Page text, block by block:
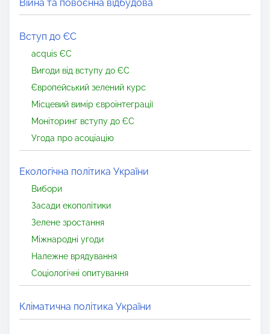
Війна та повоєнна відбудова
Вступ до ЄС
acquis ЄС
Вигоди від вступу до ЄС
Європейський зелений курс
Місцевий вимір євроінтеграції
Моніторинг вступу до ЄС
Угода про асоціацію
Екологічна політика України
Вибори
Засади екополітики
Зелене зростання
Міжнародні угоди
Належне врядування
Соціологічні опитування
Кліматична політика України